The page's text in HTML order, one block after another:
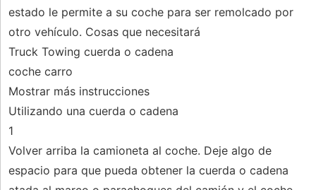
estado le permite a su coche para ser remolcado por
otro vehículo. Cosas que necesitará
Truck Towing cuerda o cadena
coche carro
Mostrar más instrucciones
Utilizando una cuerda o cadena
1
Volver arriba la camioneta al coche. Deje algo de
espacio para que pueda obtener la cuerda o cadena